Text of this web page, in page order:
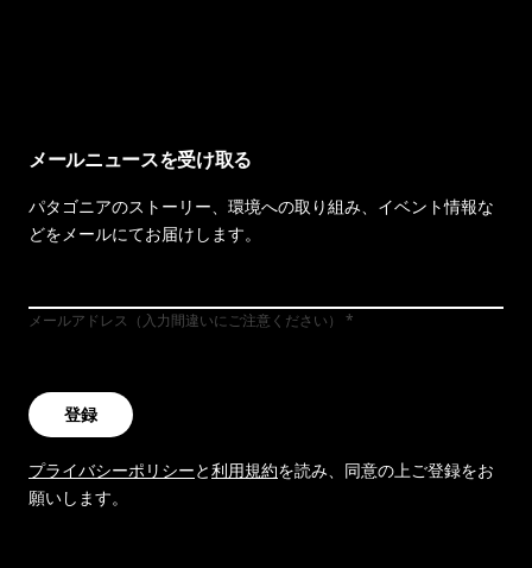
メールニュースを受け取る
パタゴニアのストーリー、環境への取り組み、イベント情報な
どをメールにてお届けします。
メールアドレス（入力間違いにご注意ください）
登録
プライバシーポリシーと利用規約を読み、同意の上ご登録をお
願いします。